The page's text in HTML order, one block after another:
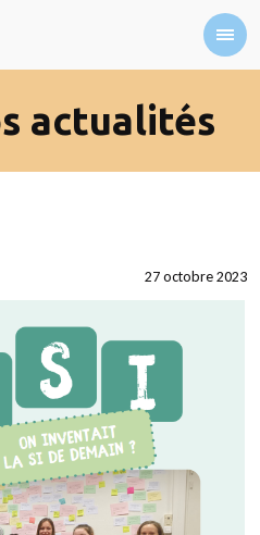
actualités
27 octobre 2023